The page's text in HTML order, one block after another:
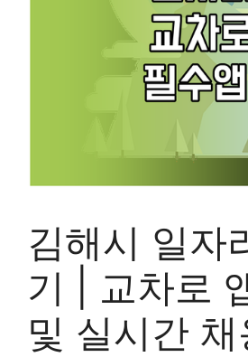
김해시 일자
기 | 교차로
및 실시간 채